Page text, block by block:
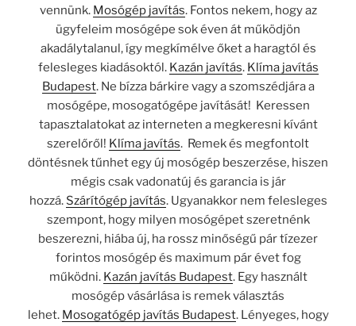
vennünk. Mosógép javítás. Fontos nekem, hogy az
ügyfeleim mosógépe sok éven át működjön
akadálytalanul, így megkímélve őket a haragtól és
felesleges kiadásoktól. Kazán javítás. Klíma javítás
Budapest. Ne bízza bárkire vagy a szomszédjára a
mosógépe, mosogatógépe javítását! Keressen
tapasztalatokat az interneten a megkeresni kívánt
szerelőről! Klíma javítás. Remek és megfontolt
döntésnek tűnhet egy új mosógép beszerzése, hiszen
mégis csak vadonatúj és garancia is jár
hozzá. Szárítógép javítás. Ugyanakkor nem felesleges
szempont, hogy milyen mosógépet szeretnénk
beszerezni, hiába új, ha rossz minőségű pár tízezer
forintos mosógép és maximum pár évet fog
működni. Kazán javítás Budapest. Egy használt
mosógép vásárlása is remek választás
lehet. Mosogatógép javítás Budapest. Lényeges, hogy